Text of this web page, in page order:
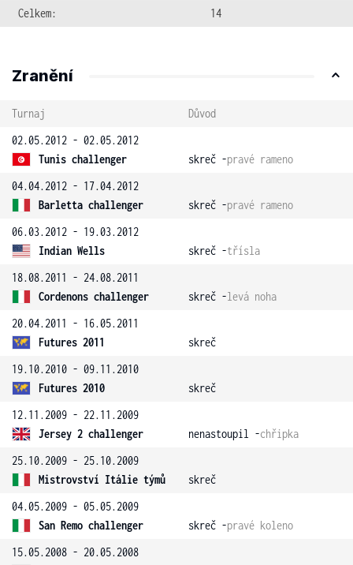
Celkem:
14
Zranění
Turnaj
Důvod
02.05.2012 - 02.05.2012
Tunis challenger
skreč -pravé rameno
04.04.2012 - 17.04.2012
Barletta challenger
skreč -pravé rameno
06.03.2012 - 19.03.2012
Indian Wells
skreč -třísla
18.08.2011 - 24.08.2011
Cordenons challenger
skreč -levá noha
20.04.2011 - 16.05.2011
Futures 2011
skreč
19.10.2010 - 09.11.2010
Futures 2010
skreč
12.11.2009 - 22.11.2009
Jersey 2 challenger
nenastoupil -chřipka
25.10.2009 - 25.10.2009
Mistrovství Itálie týmů
skreč
04.05.2009 - 05.05.2009
San Remo challenger
skreč -pravé koleno
15.05.2008 - 20.05.2008